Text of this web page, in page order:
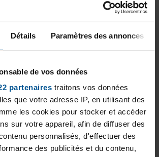
Détails Paramètres des annonces
de vos données
partenaires traitons vos données
que votre adresse IP, en utilisant des
les cookies pour stocker et accéder
sur votre appareil, afin de diffuser des
personnalisés, d'effectuer des
des publicités et du contenu,